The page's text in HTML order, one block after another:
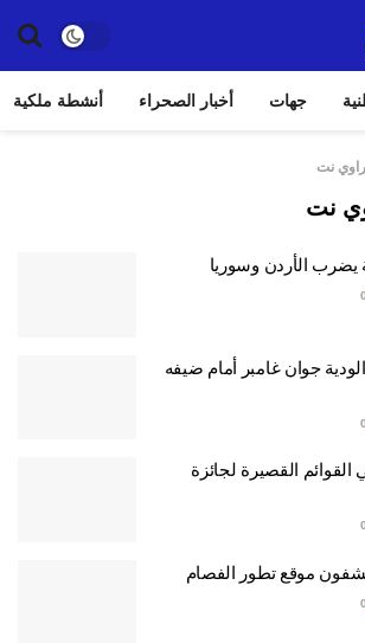
جهات أخبار الصحراء أنشطة ملكية
نت
نت
الودية جوان غامبر أمام ضيفه
القصيرة لجائزة
موقع تطور الفصام